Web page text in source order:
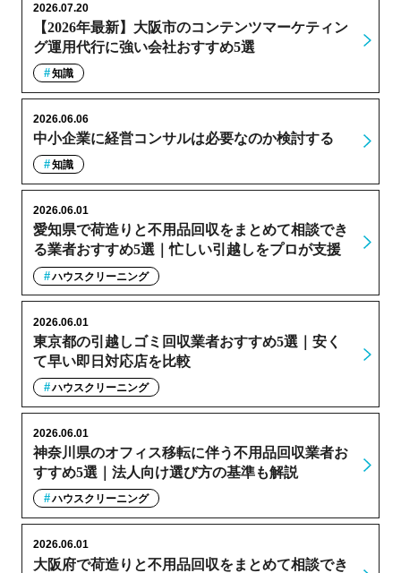
【2026年最新】大阪市のコンテンツマーケティン
グ運用代行に強い会社おすすめ5選
2026.07.20
知識
中小企業に経営コンサルは必要なのか検討する
2026.06.06
知識
愛知県で荷造りと不用品回収をまとめて相談でき
る業者おすすめ5選｜忙しい引越しをプロが支援
2026.06.01
ハウスクリーニング
東京都の引越しゴミ回収業者おすすめ5選｜安く
て早い即日対応店を比較
2026.06.01
ハウスクリーニング
神奈川県のオフィス移転に伴う不用品回収業者お
すすめ5選｜法人向け選び方の基準も解説
2026.06.01
ハウスクリーニング
大阪府で荷造りと不用品回収をまとめて相談でき
2026.06.01